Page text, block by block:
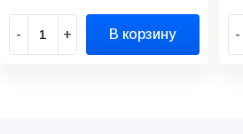
- + В корзину -